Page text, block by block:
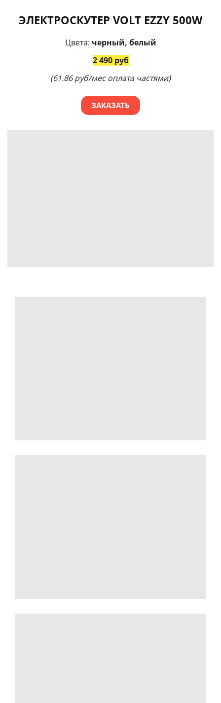
ЭЛЕКТРОСКУТЕР VOLT EZZY 500W
Цвета: черный, белый
2 490 руб
(61.86 руб/мес оплата частями)
ЗАКАЗАТЬ